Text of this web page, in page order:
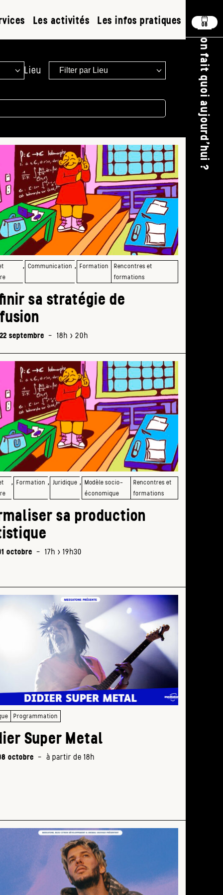
Les activités Les infos pratiques
Lieu
, Communication , Formation
Rencontres et
formations
sa stratégie de
septembre - 18h > 20h
, Formation , Juridique , Modèle socio-
économique
Rencontres et
formations
sa production
octobre - 17h > 19h30
Programmation
Super Metal
octobre - à partir de 18h
08
on fait quoi aujourd'hui ?